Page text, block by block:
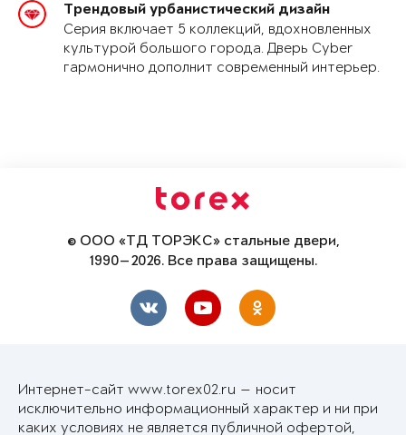
Трендовый урбанистический дизайн
Серия включает 5 коллекций, вдохновленных
культурой большого города. Дверь Cyber
гармонично дополнит современный интерьер.
© ООО «ТД ТОРЭКС» стальные двери,
1990—2026. Все права защищены.
Интернет-сайт www.torex02.ru — носит
исключительно информационный характер и ни при
каких условиях не является публичной офертой,